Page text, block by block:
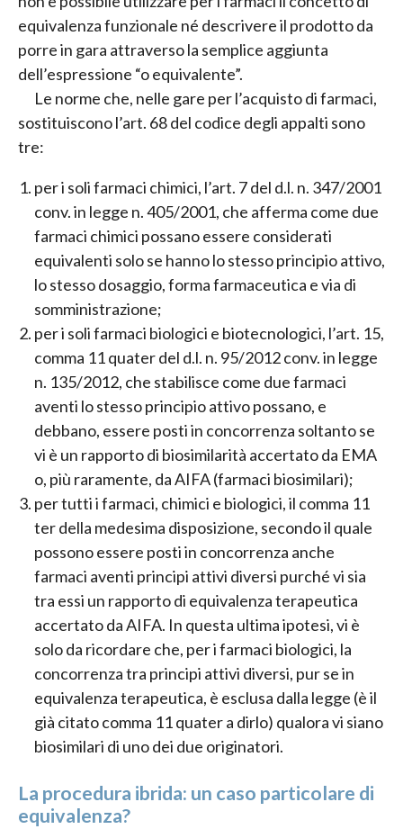
equivalenza funzionale né descrivere il prodotto da
porre in gara attraverso la semplice aggiunta
dell’espressione “o equivalente”.
Le norme che, nelle gare per l’acquisto di farmaci,
sostituiscono l’art. 68 del codice degli appalti sono
tre:
per i soli farmaci chimici, l’art. 7 del d.l. n. 347/2001
conv. in legge n. 405/2001, che afferma come due
farmaci chimici possano essere considerati
equivalenti solo se hanno lo stesso principio attivo,
lo stesso dosaggio, forma farmaceutica e via di
somministrazione;
per i soli farmaci biologici e biotecnologici, l’art. 15,
comma 11 quater del d.l. n. 95/2012 conv. in legge
n. 135/2012, che stabilisce come due farmaci
aventi lo stesso principio attivo possano, e
debbano, essere posti in concorrenza soltanto se
vi è un rapporto di biosimilarità accertato da EMA
o, più raramente, da AIFA (farmaci biosimilari);
per tutti i farmaci, chimici e biologici, il comma 11
ter della medesima disposizione, secondo il quale
possono essere posti in concorrenza anche
farmaci aventi principi attivi diversi purché vi sia
tra essi un rapporto di equivalenza terapeutica
accertato da AIFA. In questa ultima ipotesi, vi è
solo da ricordare che, per i farmaci biologici, la
concorrenza tra principi attivi diversi, pur se in
equivalenza terapeutica, è esclusa dalla legge (è il
già citato comma 11 quater a dirlo) qualora vi siano
biosimilari di uno dei due originatori.
La procedura ibrida: un caso particolare di
equivalenza?